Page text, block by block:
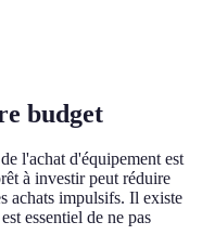
budget
l'achat d'équipement est
à investir peut réduire
achats impulsifs. Il existe
essentiel de ne pas